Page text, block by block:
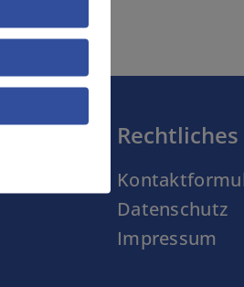
Rechtliches
Datenschutz
Impressum